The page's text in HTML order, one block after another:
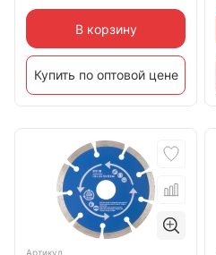
В корзину
Купить по оптовой цене
Артикул